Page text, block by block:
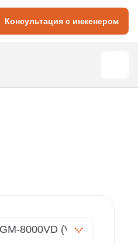
Консультация с инженером